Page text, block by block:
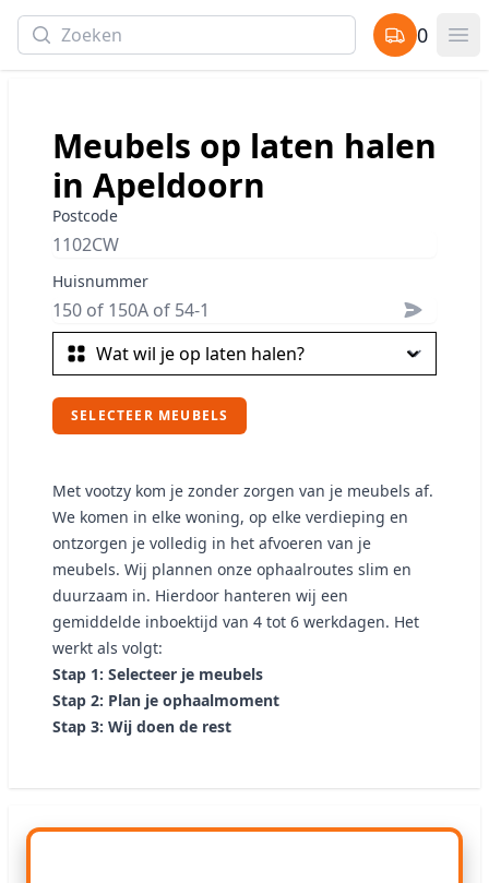
Search 0
items in cart,
Meubels op laten halen
in Apeldoorn
Postcode
Huisnummer
SELECTEER MEUBELS
Met vootzy kom je zonder zorgen van je meubels af.
We komen in elke woning, op elke verdieping en
ontzorgen je volledig in het afvoeren van je
meubels. Wij plannen onze ophaalroutes slim en
duurzaam in. Hierdoor hanteren wij een
gemiddelde inboektijd van 4 tot 6 werkdagen. Het
werkt als volgt:
Stap 1: Selecteer je meubels
Stap 2: Plan je ophaalmoment
Stap 3: Wij doen de rest